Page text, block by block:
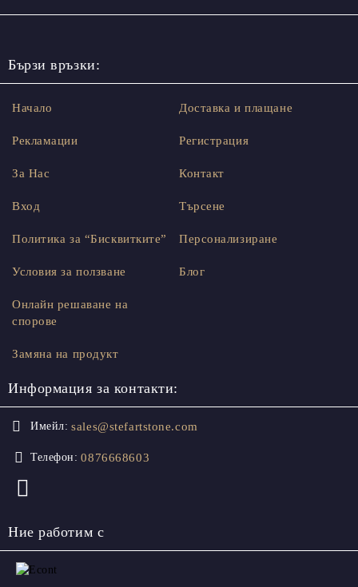
Бързи връзки:
Начало
Рекламации
За Нас
Вход
Доставка и плащане
Регистрация
Контакт
Търсене
Политика за “Бисквитките”
Условия за ползване
Онлайн решаване на
спорове
Замяна на продукт
Персонализиране
Блог
Информация за контакти:
Имейл: sales@stefartstone.com
Телефон: 0876668603
Ние работим с